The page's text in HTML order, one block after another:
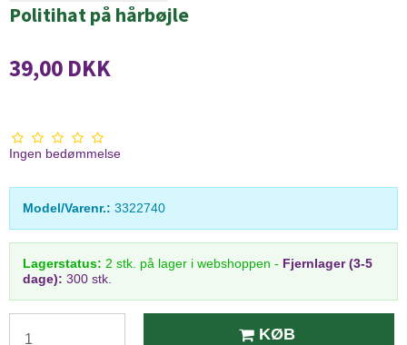
Politihat på hårbøjle
39,00 DKK
Ingen bedømmelse
Model/Varenr.: 3322740
Lagerstatus: 2 stk. på lager i webshoppen - Fjernlager (3-5
dage): 300 stk.
KØB